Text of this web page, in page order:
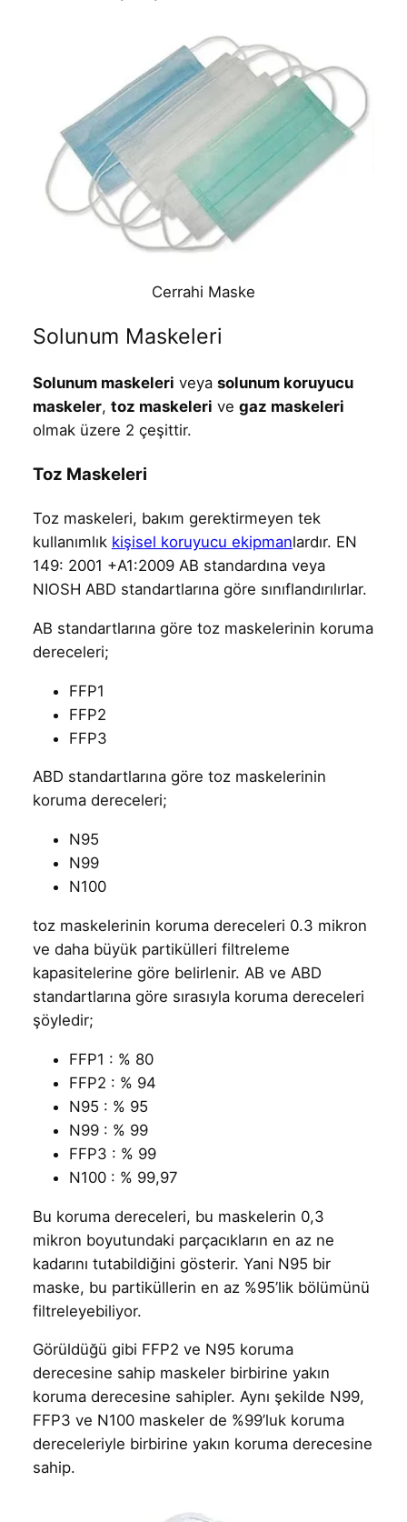
Cerrahi Maske
Solunum Maskeleri
Solunum maskeleri veya solunum koruyucu
maskeler, toz maskeleri ve gaz maskeleri
olmak üzere 2 çeşittir.
Toz Maskeleri
Toz maskeleri, bakım gerektirmeyen tek
kullanımlık kişisel koruyucu ekipmanlardır. EN
149: 2001 +A1:2009 AB standardına veya
NIOSH ABD standartlarına göre sınıflandırılırlar.
AB standartlarına göre toz maskelerinin koruma
dereceleri;
FFP1
FFP2
FFP3
ABD standartlarına göre toz maskelerinin
koruma dereceleri;
N95
N99
N100
toz maskelerinin koruma dereceleri 0.3 mikron
ve daha büyük partikülleri filtreleme
kapasitelerine göre belirlenir. AB ve ABD
standartlarına göre sırasıyla koruma dereceleri
şöyledir;
FFP1 : % 80
FFP2 : % 94
N95 : % 95
N99 : % 99
FFP3 : % 99
N100 : % 99,97
Bu koruma dereceleri, bu maskelerin 0,3
mikron boyutundaki parçacıkların en az ne
kadarını tutabildiğini gösterir. Yani N95 bir
maske, bu partiküllerin en az %95’lik bölümünü
filtreleyebiliyor.
Görüldüğü gibi FFP2 ve N95 koruma
derecesine sahip maskeler birbirine yakın
koruma derecesine sahipler. Aynı şekilde N99,
FFP3 ve N100 maskeler de %99’luk koruma
dereceleriyle birbirine yakın koruma derecesine
sahip.